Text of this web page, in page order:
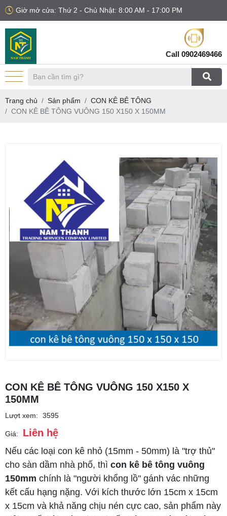
Giờ mở cửa: Thứ 2 - Chủ Nhật: 8:00 AM - 17:00 PM
Call 0902469466
Trang chủ Sản phẩm
CON KÊ BÊ TÔNG
CON KÊ BÊ TÔNG VUÔNG 150 X150 X 150MM
CON KÊ BÊ TÔNG VUÔNG 150 X150 X
150MM
Lượt xem: 3595
Giá: Liên hệ
Nếu các loại con kê nhỏ (15mm - 50mm) là "trợ thủ"
cho sàn dầm nhà phố, thì con kê bê tông vuông
150mm chính là "người khổng lồ" gánh vác những
kết cấu hạng nặng. Với kích thước lớn 15cm x 15cm
x 15cm và khả năng chịu nén cực cao, sản phẩm này